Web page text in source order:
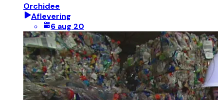
Orchidee
Aflevering
6 aug 20